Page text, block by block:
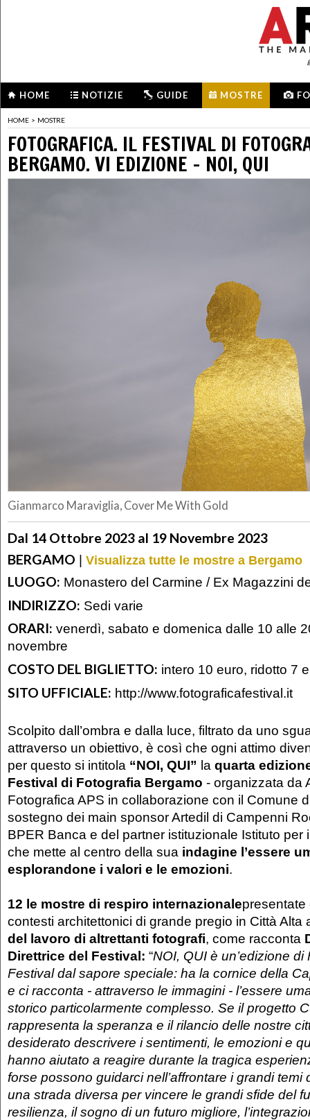
HOME NOTIZIE GUIDE MOSTRE
HOME > MOSTRE
FOTOGRAFICA. IL FESTIVAL DI
BERGAMO. VI EDIZIONE - NOI, QUI
Gianmarco Maraviglia, Cover Me With Gold
Dal 14 Ottobre 2023 al 19 Novembre 2023
BERGAMO | Visualizza tutte le mostre a Bergamo
LUOGO: Monastero del Carmine / Ex Magazzini
INDIRIZZO: Sedi varie
ORARI: venerdì, sabato e domenica dalle 10 alle
novembre
COSTO DEL BIGLIETTO: intero 10 euro, ridotto 7
SITO UFFICIALE: http://www.fotograficafestival.it
Scolpito dall’ombra e dalla luce, filtrato da uno
attraverso un obiettivo, è così che ogni attimo
per questo si intitola “NOI, QUI” la quarta
Festival di Fotografia Bergamo - organizzata da
Fotografica APS in collaborazione con il Comune
sostegno dei main sponsor Artedil di Campenni
BPER Banca e del partner istituzionale Istituto per
che mette al centro della sua indagine l’essere
esplorandone i valori e le emozioni.
12 le mostre di respiro internazionalepresentate
contesti architettonici di grande pregio in Città Alta
del lavoro di altrettanti fotografi, come racconta
Direttrice del Festival: “NOI, QUI è un’edizione di
Festival dal sapore speciale: ha la cornice della
e ci racconta - attraverso le immagini - l’essere
storico particolarmente complesso. Se il progetto
rappresenta la speranza e il rilancio delle nostre
desiderato descrivere i sentimenti, le emozioni e
hanno aiutato a reagire durante la tragica
forse possono guidarci nell’affrontare i grandi temi
una strada diversa per vincere le grandi sfide del
resilienza, il sogno di un futuro migliore,